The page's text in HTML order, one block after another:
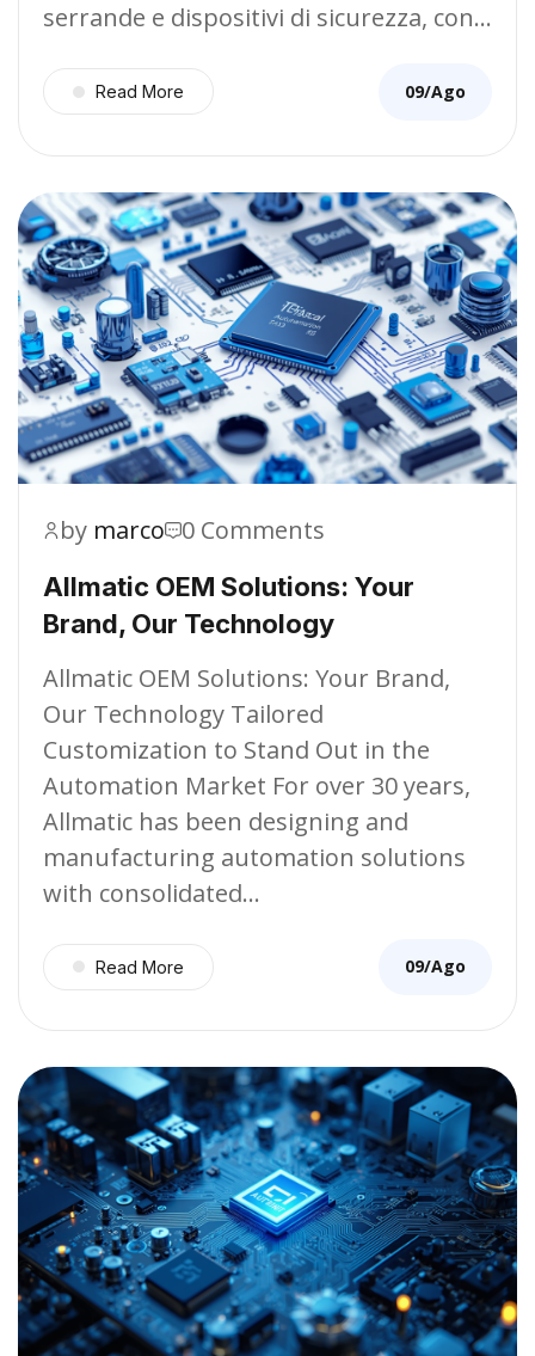
serrande e dispositivi di sicurezza, con…
Read More 09/Ago
by marco 0 Comments
Allmatic OEM Solutions: Your
Brand, Our Technology
Allmatic OEM Solutions: Your Brand,
Our Technology Tailored
Customization to Stand Out in the
Automation Market For over 30 years,
Allmatic has been designing and
manufacturing automation solutions
with consolidated…
Read More 09/Ago